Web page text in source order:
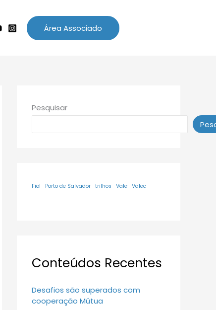
Área Associado
Pesquisar
Fiol Porto de Salvador trilhos Vale Valec
Conteúdos Recentes
Desafios são superados com
cooperação Mútua